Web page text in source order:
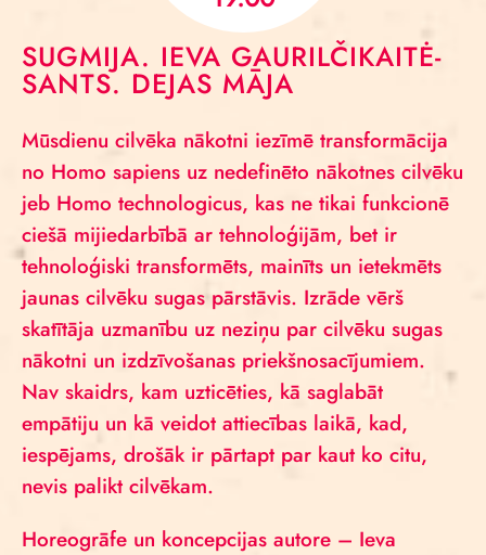
SUGMIJA. IEVA GAURILČIKAITĖ-
SANTS. DEJAS MĀJA
Mūsdienu cilvēka nākotni iezīmē transformācija
no Homo sapiens uz nedefinēto nākotnes cilvēku
jeb Homo technologicus, kas ne tikai funkcionē
ciešā mijiedarbībā ar tehnoloģijām, bet ir
tehnoloģiski transformēts, mainīts un ietekmēts
jaunas cilvēku sugas pārstāvis. Izrāde vērš
skatītāja uzmanību uz neziņu par cilvēku sugas
nākotni un izdzīvošanas priekšnosacījumiem.
Nav skaidrs, kam uzticēties, kā saglabāt
empātiju un kā veidot attiecības laikā, kad,
iespējams, drošāk ir pārtapt par kaut ko citu,
nevis palikt cilvēkam.
Horeogrāfe un koncepcijas autore – Ieva